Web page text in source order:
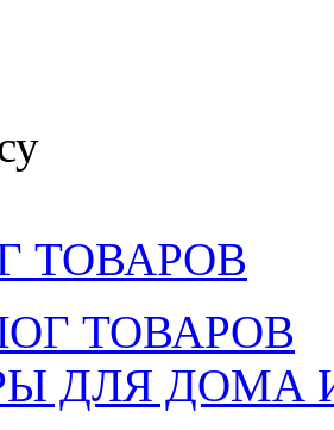
ТОВАРОВ
ТОВАРОВ
ДЛЯ ДОМА